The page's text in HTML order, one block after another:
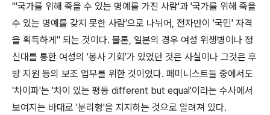
"'국가를 위해 죽을 수 있는 명예를 가진 사람'과 '국가를 위해 죽을
수 있는 명예를 갖지 못한 사람'으로 나뉘어, 전자만이 '국민' 자격
을 획득하게" 되는 것이다. 물론, 일본의 경우 여성 위생병이나 정
신대를 통한 여성의 '봉사 기회'가 있었던 것은 사실이나 그것은 후
방 지원 등의 보조 업무를 위한 것이었다. 페미니스트들 중에서도
'차이파'는 '차이 있는 평등 different but equal'이라는 수사에서
보여지는 바대로 '분리형'을 지지하는 것으로 알려져 있다.